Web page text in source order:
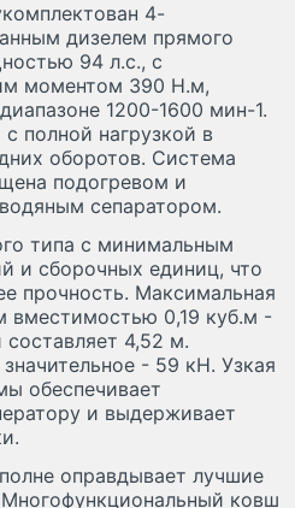
4-
дизелем прямого
94 л.с., с
моментом 390 Н.м,
1200-1600 мин-1.
полной нагрузкой в
оборотов. Система
подогревом и
сепаратором.
типа с минимальным
и сборочных единиц, что
прочность. Максимальная
вместимостью 0,19 куб.м -
4,52 м.
- 59 кН. Узкая
обеспечивает
и выдерживает
оправдывает лучшие
ковш